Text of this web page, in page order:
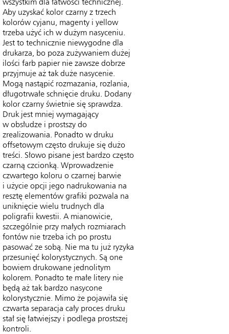
Aby uzyskać kolor czarny z trzech
kolorów cyjanu, magenty i yellow
trzeba użyć ich w dużym nasyceniu.
Jest to technicznie niewygodne dla
drukarza, bo poza zużywaniem dużej
ilości farb papier nie zawsze dobrze
przyjmuje aż tak duże nasycenie.
Mogą nastąpić rozmazania, rozlania,
długotrwałe schnięcie druku. Dodany
kolor czarny świetnie się sprawdza.
Druk jest mniej wymagający
w obsłudze i prostszy do
zrealizowania. Ponadto w druku
offsetowym często drukuje się dużo
treści. Słowo pisane jest bardzo często
czarną czcionką. Wprowadzenie
czwartego koloru o czarnej barwie
i użycie opcji jego nadrukowania na
resztę elementów grafiki pozwala na
uniknięcie wielu trudnych dla
poligrafii kwestii. A mianowicie,
szczególnie przy małych rozmiarach
fontów nie trzeba ich po prostu
pasować ze sobą. Nie ma tu już ryzyka
przesunięć kolorystycznych. Są one
bowiem drukowane jednolitym
kolorem. Ponadto te małe litery nie
będą aż tak bardzo nasycone
kolorystycznie. Mimo że pojawiła się
czwarta separacja cały proces druku
stał się łatwiejszy i podlega prostszej
kontroli.